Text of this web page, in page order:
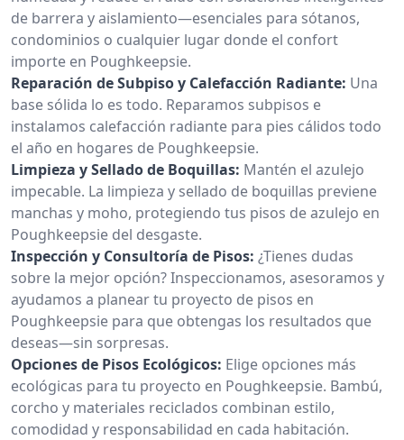
de barrera y aislamiento—esenciales para sótanos,
condominios o cualquier lugar donde el confort
importe en Poughkeepsie.
Reparación de Subpiso y Calefacción Radiante: Una
base sólida lo es todo. Reparamos subpisos e
instalamos calefacción radiante para pies cálidos todo
el año en hogares de Poughkeepsie.
Limpieza y Sellado de Boquillas: Mantén el azulejo
impecable. La limpieza y sellado de boquillas previene
manchas y moho, protegiendo tus pisos de azulejo en
Poughkeepsie del desgaste.
Inspección y Consultoría de Pisos: ¿Tienes dudas
sobre la mejor opción? Inspeccionamos, asesoramos y
ayudamos a planear tu proyecto de pisos en
Poughkeepsie para que obtengas los resultados que
deseas—sin sorpresas.
Opciones de Pisos Ecológicos: Elige opciones más
ecológicas para tu proyecto en Poughkeepsie. Bambú,
corcho y materiales reciclados combinan estilo,
comodidad y responsabilidad en cada habitación.